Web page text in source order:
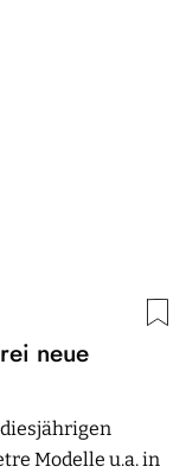
neue
Modelle u.a. in